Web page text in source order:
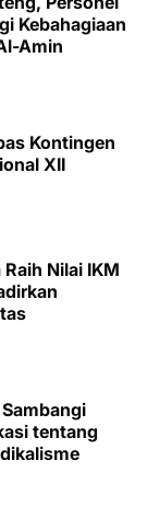
Kebahagiaan
Amin
Kontingen
XII
Nilai IKM
tentang